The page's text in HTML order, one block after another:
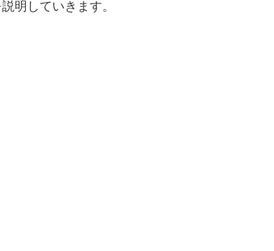
明していきます。